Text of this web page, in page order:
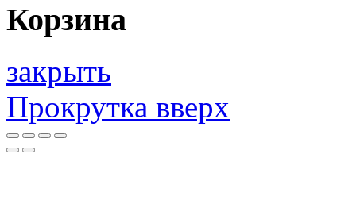
Корзина
закрыть
Прокрутка вверх